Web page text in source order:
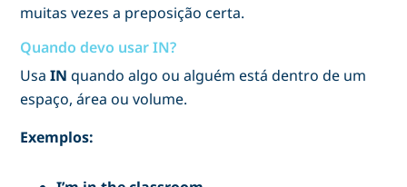
muitas vezes a preposição certa.
Quando devo usar IN?
UsaIN quando algo ou alguém está dentro de um
espaço, área ou volume.
Exemplos: